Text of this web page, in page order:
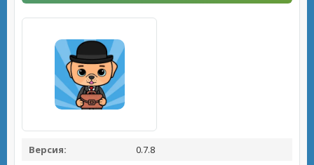
Версия:
0.7.8